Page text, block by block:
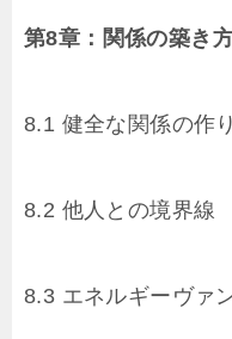
第8章：関係の築き
8.1 健全な関係の作
8.2 他人との境界線
8.3 エネルギーヴァ